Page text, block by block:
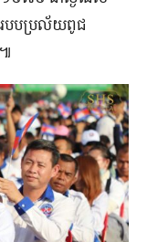
របបប្រល័យពូជ